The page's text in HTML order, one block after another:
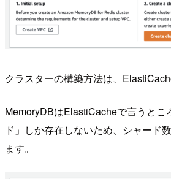
クラスターの構築方法は、
MemoryDBはElastiCacheで言うとこ
ド」しか存在しないため、シャード
ます。